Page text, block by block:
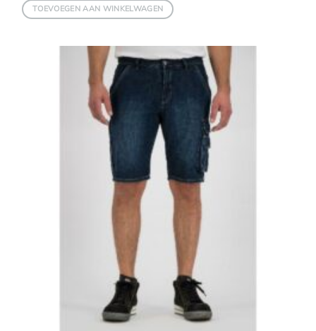
TOEVOEGEN AAN WINKELWAGEN